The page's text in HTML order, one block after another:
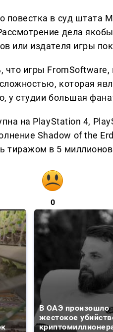
повестка в суд штата
дела
или издателя игры
что игры
которая
у студии большая
на PlayStation 4,
Shadow of the
тиражом в 5
0
В ОАЭ произошло
жестокое